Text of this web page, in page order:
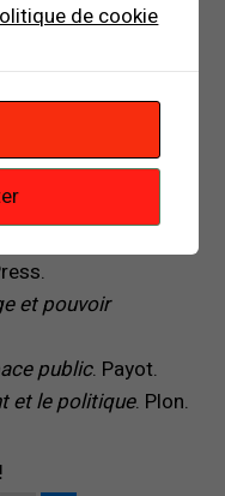
Condition.
(trad. J. Tricot).
et pouvoir
public. Payot.
et le politique. Plon.
de cookie